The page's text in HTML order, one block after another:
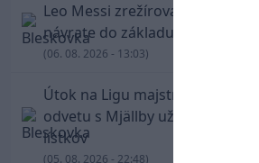
Leo Messi zrežíroval obrat
návrate do základu strelil dva
(06. 08. 2026 - 13:03)
Útok na Ligu majstrov láka!
odvetu s Mjällby už viac ako 13-
lístkov
(05. 08. 2026 - 22:48)